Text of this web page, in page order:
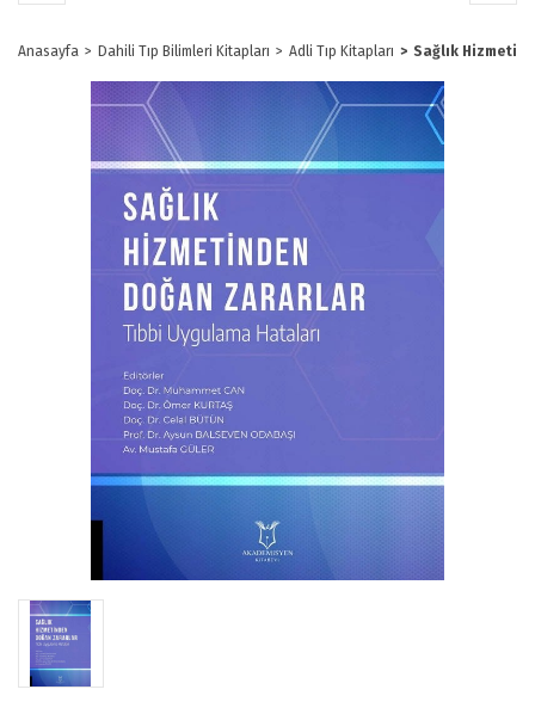
Anasayfa Dahili Tıp Bilimleri Kitapları Adli Tıp Kitapları Sağlık